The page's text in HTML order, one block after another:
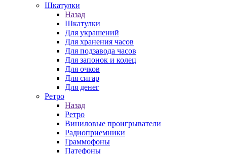
Шкатулки
Назад
Шкатулки
Для украшений
Для хранения часов
Для подзавода часов
Для запонок и колец
Для очков
Для сигар
Для денег
Ретро
Назад
Ретро
Виниловые проигрыватели
Радиоприемники
Граммофоны
Патефоны